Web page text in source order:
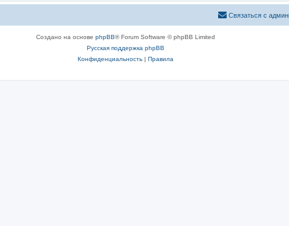
Связаться с
Создано на основе phpBB® Forum Software © phpBB Limited
Русская поддержка phpBB
Конфиденциальность| Правила